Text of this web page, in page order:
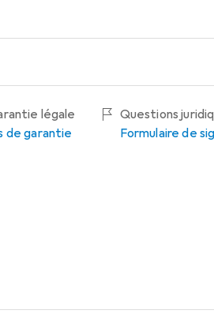
légale
de garantie
Questions
Formulaire de